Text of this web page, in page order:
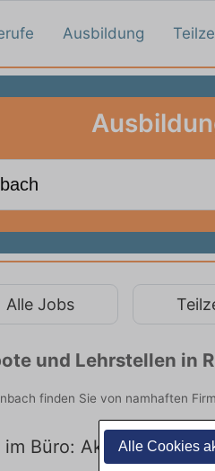
Alle Cookies
Ausbildung
Alle Jobs
und Lehrstellen in
finden Sie von namhaften
Büro: Aktuell gibt